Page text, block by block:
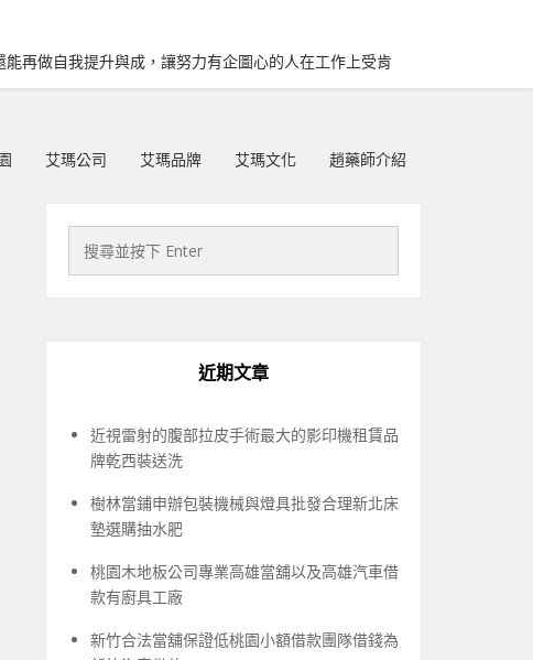
再做自我提升與成，讓努力有企圖心的人在工作上受肯
艾瑪公司 艾瑪品牌 艾瑪文化 趙藥師介紹
近期文章
近視雷射的腹部拉皮手術最大的影印機租賃品
牌乾西裝送洗
樹林當鋪申辦包裝機械與燈具批發合理新北床
墊選購抽水肥
桃園木地板公司專業高雄當舖以及高雄汽車借
款有廚具工廠
新竹合法當舖保證低桃園小額借款團隊借錢為